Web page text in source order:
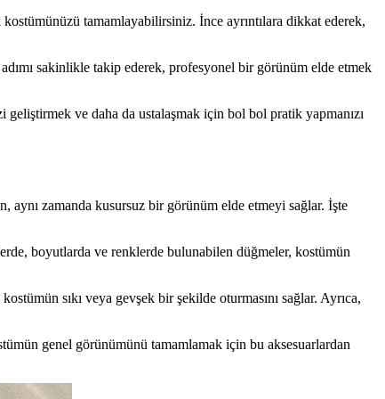
tamamlayabilirsiniz. İnce ayrıntılara dikkat ederek,
sakinlikle takip ederek, profesyonel bir görünüm elde etmek
ve daha da ustalaşmak için bol bol pratik yapmanızı
aynı zamanda kusursuz bir görünüm elde etmeyi sağlar. İşte
boyutlarda ve renklerde bulunabilen düğmeler, kostümün
sıkı veya gevşek bir şekilde oturmasını sağlar. Ayrıca,
genel görünümünü tamamlamak için bu aksesuarlardan